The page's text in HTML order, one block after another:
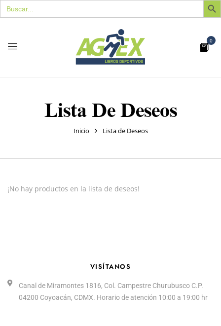
Buscar:
0
Lista De Deseos
Inicio Lista de Deseos
¡No hay productos en la lista de deseos!
VISÍTANOS
Canal de Miramontes 1816, Col. Campestre Churubusco C.P.
04200 Coyoacán, CDMX. Horario de atención 10:00 a 19:00 hr